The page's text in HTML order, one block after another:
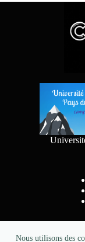
Nous utilisons des